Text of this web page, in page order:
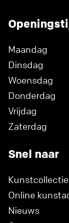
Maandag
Dinsdag
Woensdag
Donderdag
Vrijdag
Zaterdag
Snel naar
Kunstcollectie
Online
Nieuws